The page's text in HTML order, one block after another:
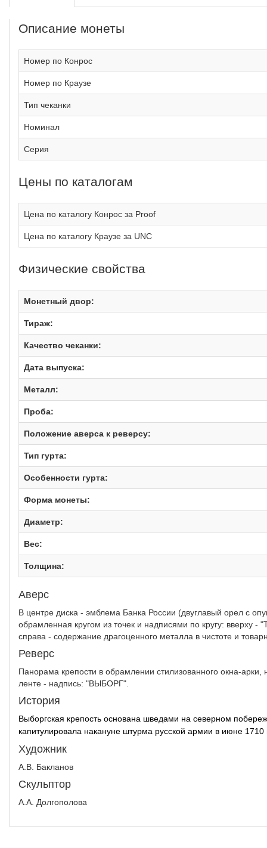
Описание монеты
Номер по Конрос
Номер по Краузе
Тип чеканки
Номинал
Серия
Цены по каталогам
Цена по каталогу Конрос за Proof
Цена по каталогу Краузе за UNC
Физические свойства
Монетный двор:
Тираж:
Качество чеканки:
Дата выпуска:
Металл:
Проба:
Положение аверса к реверсу:
Тип гурта:
Особенности гурта:
Форма монеты:
Диаметр:
Вес:
Толщина:
Аверс
В центре диска - эмблема Банка России (двуглавый орел с
обрамленная кругом из точек и надписями по кругу: вверху
справа - содержание драгоценного металла в чистоте и
Реверс
Панорама крепости в обрамлении стилизованного окна-
ленте - надпись: "ВЫБОРГ".
История
Выборгская крепость основана шведами на северном
капитулировала накануне штурма русской армии в июне 1710
Художник
А.В. Бакланов
Скульптор
А.А. Долгополова